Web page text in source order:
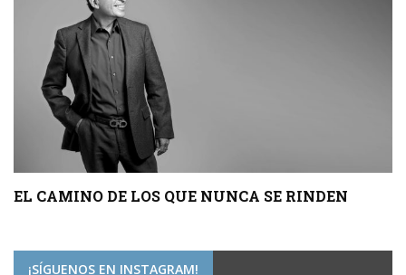
EL CAMINO DE LOS QUE NUNCA SE RINDEN
¡SÍGUENOS EN INSTAGRAM!